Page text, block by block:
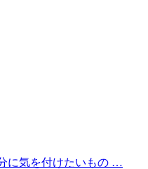
に気を付けたいもの …